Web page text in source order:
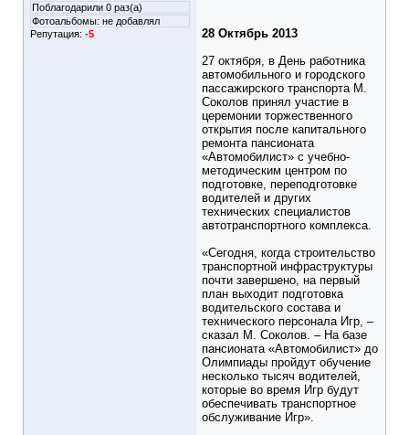
Поблагодарили 0 раз(а)
Фотоальбомы: не добавлял
Репутация: -5
28 Октябрь 2013
27 октября, в День работника
автомобильного и городского
пассажирского транспорта М.
Соколов принял участие в
церемонии торжественного
открытия после капитального
ремонта пансионата
«Автомобилист» с учебно-
методическим центром по
подготовке, переподготовке
водителей и других
технических специалистов
автотранспортного комплекса.
«Сегодня, когда строительство
транспортной инфраструктуры
почти завершено, на первый
план выходит подготовка
водительского состава и
технического персонала Игр, –
сказал М. Соколов. – На базе
пансионата «Автомобилист» до
Олимпиады пройдут обучение
несколько тысяч водителей,
которые во время Игр будут
обеспечивать транспортное
обслуживание Игр».